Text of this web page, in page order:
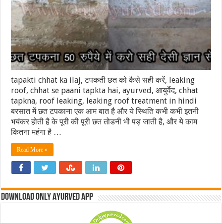
tapakti chhat ka ilaj, टपकती छत को कैसे सही करें, leaking
roof, chhat se paani tapkta hai, ayurved, आयुर्वेद, chhat
tapkna, roof leaking, leaking roof treatment in hindi
बरसात में छत टपकाना एक आम बात है और ये स्थिति कभी कभी इतनी
भयंकर होती है के पूरी की पूरी छत तोडनी भी पड़ जाती है, और ये काम
कितना महंगा है …
Read More »
Download Only Ayurved App